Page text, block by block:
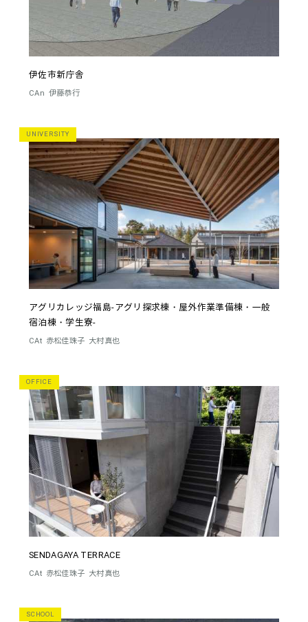
伊佐市新庁舎
CAn 伊藤恭行
UNIVERSITY
アグリカレッジ福島-アグリ探求棟・屋外作業準備棟・一般
宿泊棟・学生寮-
CAt 赤松佳珠子 大村真也
OFFICE
SENDAGAYA TERRACE
CAt 赤松佳珠子 大村真也
SCHOOL